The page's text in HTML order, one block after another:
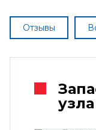
Отзывы
узла